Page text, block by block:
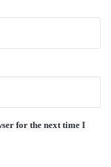
for the next time I